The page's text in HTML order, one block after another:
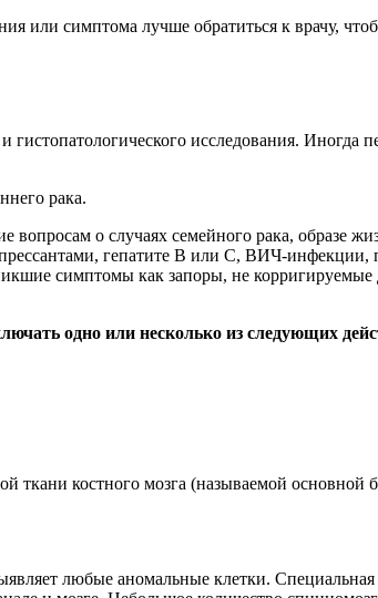
или симптома лучше обратиться к врачу,
исследования. Иногда
рака.
о случаях семейного рака, образе
гепатите B или C, ВИЧ-инфекции,
симптомы как запоры, не корригируемые
одно или несколько из следующих
ткани костного мозга (называемой основной
любые аномальные клетки. Специальная